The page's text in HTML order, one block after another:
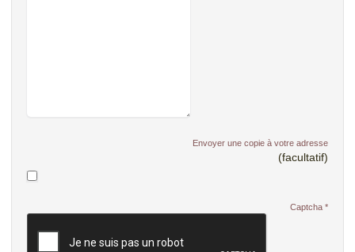
Envoyer une copie à votre adresse
(facultatif)
Captcha *